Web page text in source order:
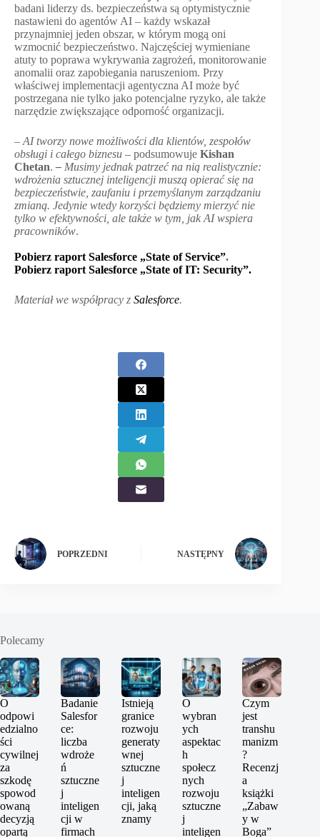
badani liderzy ds. bezpieczeństwa są optymistycznie
nastawieni do agentów AI – każdy wskazał
przynajmniej jeden obszar, w którym mogą oni
wzmocnić bezpieczeństwo. Najczęściej wymieniane
atuty to poprawa wykrywania zagrożeń, monitorowanie
anomalii oraz zapobiegania naruszeniom. Przy
właściwej implementacji agentyczna AI może być
postrzegana nie tylko jako potencjalne ryzyko, ale także
narzędzie zwiększające odporność organizacji.
– AI tworzy nowe możliwości dla klientów, zespołów
obsługi i całego biznesu – podsumowuje Kishan
Chetan.– Musimy jednak patrzeć na nią realistycznie:
wdrożenia sztucznej inteligencji muszą opierać się na
bezpieczeństwie, zaufaniu i przemyślanym zarządzaniu
zmianą. Jedynie wtedy korzyści będziemy mierzyć nie
tylko w efektywności, ale także w tym, jak AI wspiera
pracowników.
Pobierz raport Salesforce „State of Service”.
Pobierz raport Salesforce „State of IT: Security”.
Materiał we współpracy z Salesforce.
POPRZEDNI NASTĘPNY
Polecamy
O
odpowi
edzialno
ści
cywilnej
za
szkodę
spowod
owaną
decyzją
opartą
Badanie
Salesfor
ce:
liczba
wdroże
ń
sztuczne
j
inteligen
cji w
firmach
Istnieją
granice
rozwoju
generaty
wnej
sztuczne
j
inteligen
cji, jaką
znamy
O
wybran
ych
aspektac
h
społecz
nych
rozwoju
sztuczne
j
inteligen
Czym
jest
transhu
manizm
?
Recenzj
a
książki
„Zabaw
y w
Boga”